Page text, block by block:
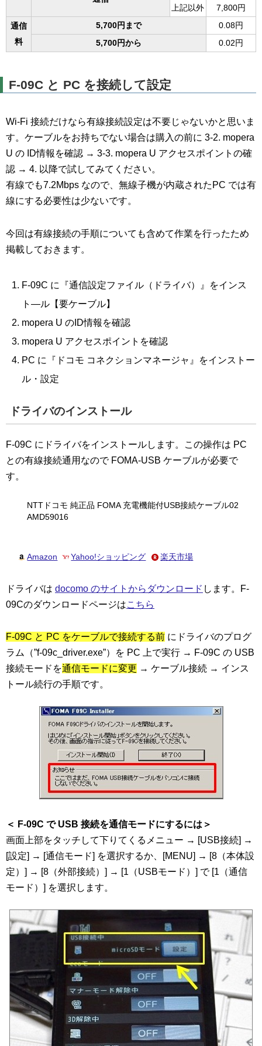
上記以外
7,800円
通信
料
5,700円まで
0.08円
5,700円から
0.02円
F-09C と PC を接続して設定
Wi-Fi 接続だけなら有線接続設定は不要じゃないかと思いま
す。ケーブルをお持ちでない場合は購入の前に 3-2. mopera
U の ID情報を確認 → 3-3. mopera U アクセスポイントの確
認 → 4. 以降で試してみてください。
有線でも7.2Mbps なので、無線子機が内蔵されたPC では有
線にする必要性は少ないです。
今回は有線接続の手順についても含めて作業を行ったため
掲載しておきます。
F-09C に『通信設定ファイル（ドライバ）』をインス
ト―ル【要ケーブル】
mopera U のID情報を確認
mopera U アクセスポイントを確認
PC に『ドコモ コネクションマネージャ』をインストー
ル・設定
ドライバのインストール
F-09C にドライバをインストールします。この操作は PC
との有線接続通用なので FOMA-USB ケーブルが必要で
す。
NTTドコモ 純正品 FOMA 充電機能付USB接続ケーブル02
AMD59016
Amazon Yahoo!ショッピング 楽天市場
ドライバは docomo のサイトからダウンロード します。F-
09Cのダウンロードページはこちら
F-09C と PC をケーブルで接続する前 にドライバのプログ
ラム（”f-09c_driver.exe”）を PC 上で実行 → F-09C の USB
接続モードを通信モードに変更 → ケーブル接続 → インス
トール続行の手順です。
＜ F-09C で USB 接続を通信モードにするには＞
画面上部をタッチして下りてくるメニュー → [USB接続] →
[設定] → [通信モード] を選択するか、[MENU] → [8（本体設
定）] → [8（外部接続）] → [1（USBモード）] で [1（通信
モード）] を選択します。